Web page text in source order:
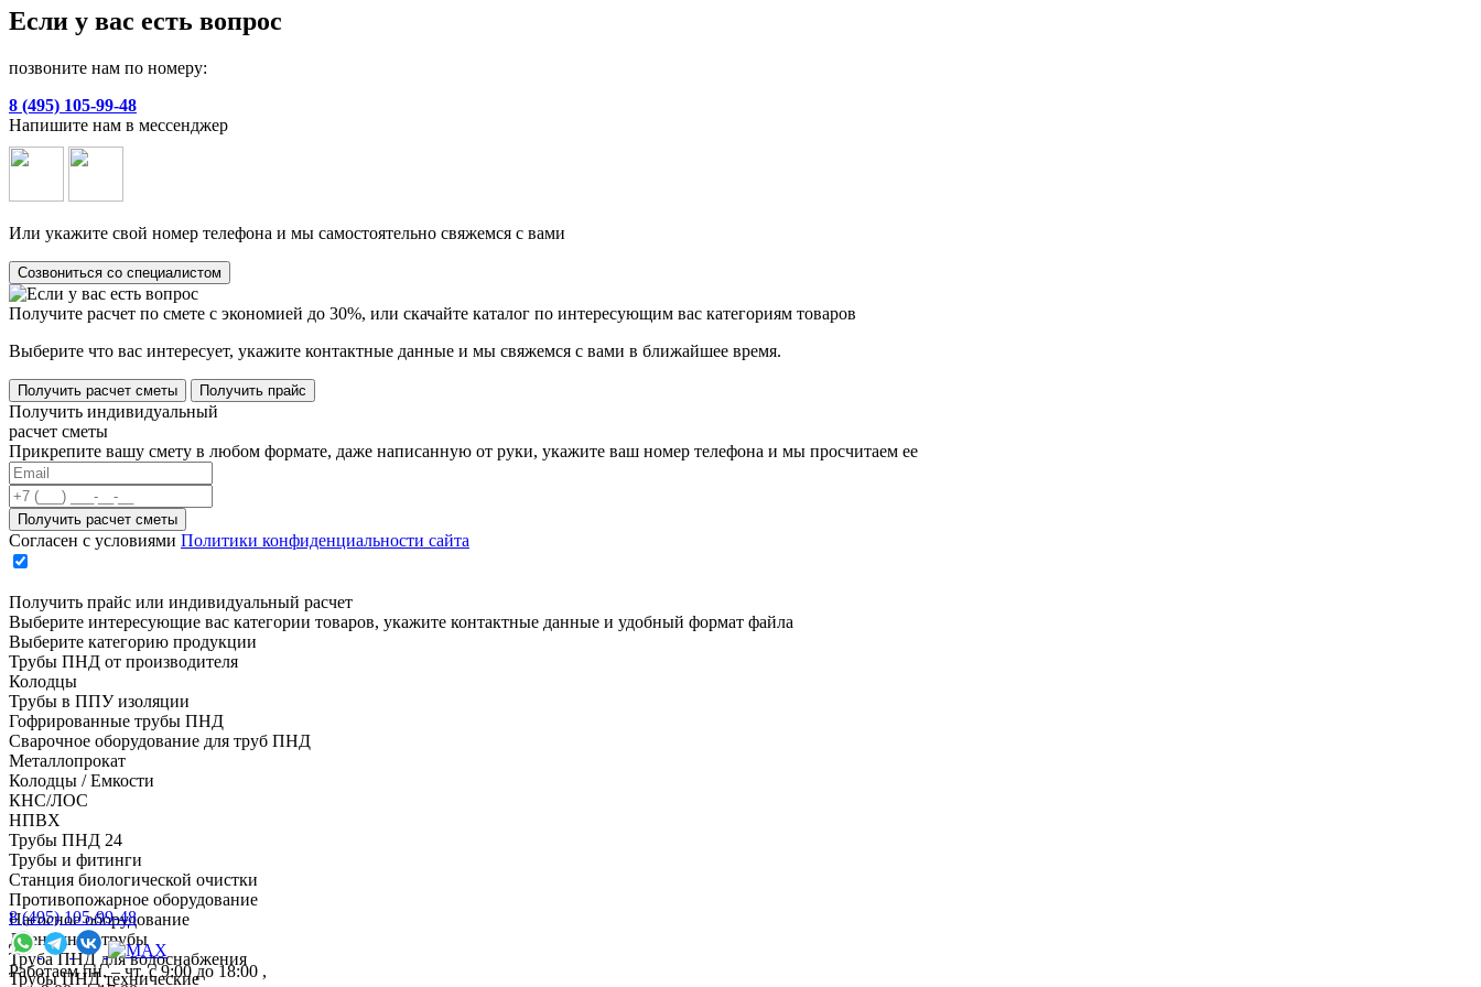
Если у вас есть вопрос
позвоните нам по номеру:
8 (495) 105-99-48
Напишите нам в мессенджер
Или укажите свой номер телефона и мы самостоятельно свяжемся с вами
Созвониться со специалистом
Получите расчет по смете с экономией до 30%, или скачайте каталог по интересующим вас категориям товаров
Выберите что вас интересует, укажите контактные данные и мы свяжемся с вами в ближайшее время.
Получить расчет сметы Получить прайс
Получить индивидуальный
расчет сметы
Прикрепите вашу смету в любом формате, даже написанную от руки, укажите ваш номер телефона и мы просчитаем ее
Согласен с условиями Политики конфиденциальности сайта
Получить прайс или индивидуальный расчет
Выберите интересующие вас категории товаров, укажите контактные данные и удобный формат файла
Выберите категорию продукции
Трубы ПНД от производителя
Колодцы
Трубы в ППУ изоляции
Гофрированные трубы ПНД
Сварочное оборудование для труб ПНД
Металлопрокат
Колодцы / Емкости
КНС/ЛОС
НПВХ
Трубы ПНД 24
Трубы и фитинги
Cтанция биологической очистки
Противопожарное оборудование
Насосное оборудование
Дренажные трубы
Труба ПНД для водоснабжения
Трубы ПНД технические
8 (495) 105-99-48
Работаем пн. – чт. с 9:00 до 18:00 ,